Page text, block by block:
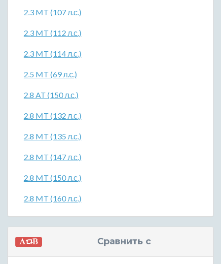
2.3 MT (107 л.с.)
2.3 MT (112 л.с.)
2.3 MT (114 л.с.)
2.5 MT (69 л.с.)
2.8 AT (150 л.с.)
2.8 MT (132 л.с.)
2.8 MT (135 л.с.)
2.8 MT (147 л.с.)
2.8 MT (150 л.с.)
2.8 MT (160 л.с.)
Сравнить с